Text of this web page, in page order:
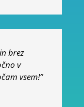
brez
v
vsem!”